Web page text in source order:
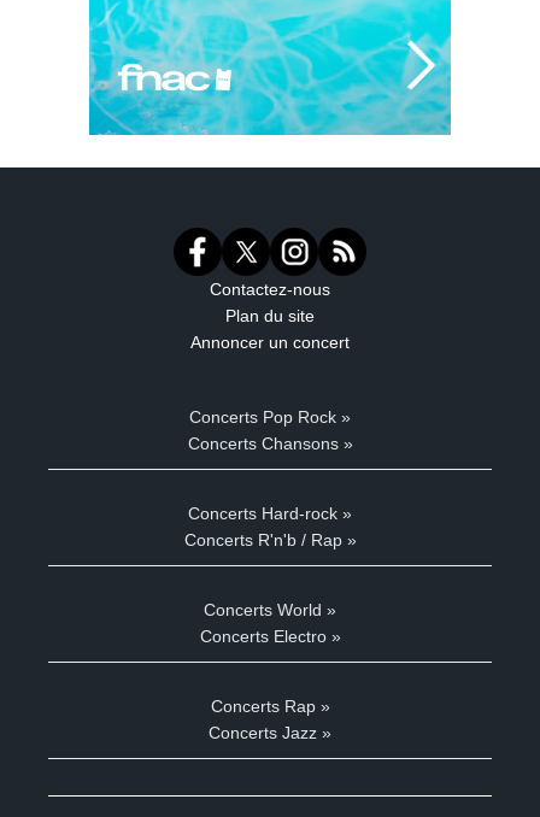
Contactez-nous
Plan du site
Annoncer un concert
Concerts Pop Rock »
Concerts Chansons »
Concerts Hard-rock »
Concerts R'n'b / Rap »
Concerts World »
Concerts Electro »
Concerts Rap »
Concerts Jazz »